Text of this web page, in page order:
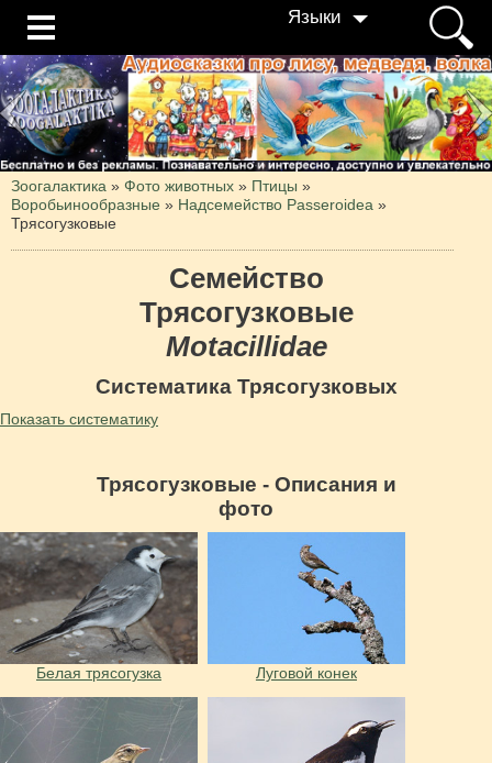
Языки
Зоогалактика » Фото животных » Птицы »
Воробьинообразные » Надсемейство Passeroidea »
Трясогузковые
Семейство
Трясогузковые
Motacillidae
Систематика Трясогузковых
Показать систематику
Трясогузковые - Описания и
фото
Белая трясогузка Луговой конек